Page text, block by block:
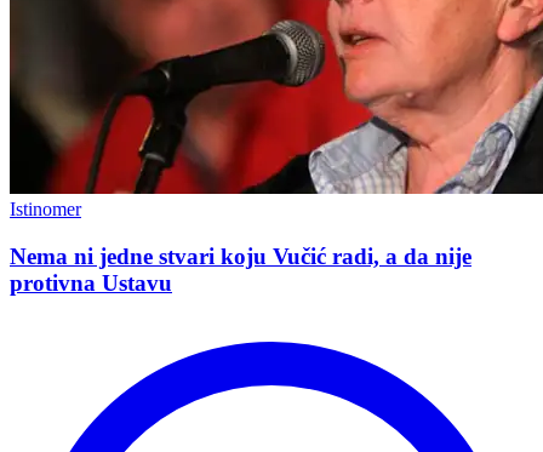
Istinomer
Nema ni jedne stvari koju Vučić radi, a da nije
protivna Ustavu